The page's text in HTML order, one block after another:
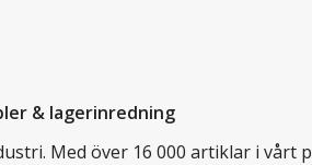
& lagerinredning
Med över 16 000 artiklar i